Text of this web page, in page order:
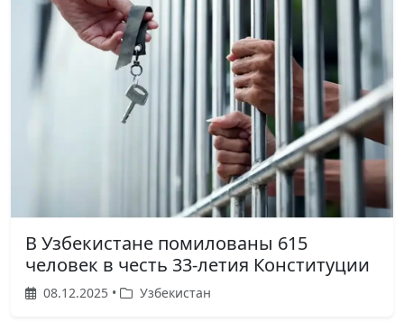
В Узбекистане помилованы 615
человек в честь 33-летия Конституции
08.12.2025 • Узбекистан